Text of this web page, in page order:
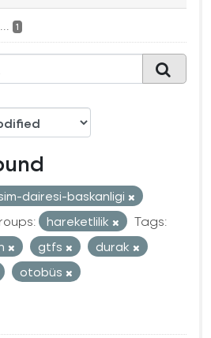
1
dairesi-baskanligi
hareketlilik
Tags:
gtfs
durak
otobüs